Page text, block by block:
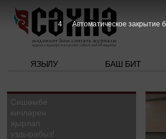
ЯЗЫЛУ БАШ БИТ
Сишәмбе
кичләрен
җырлап
уздырабыз!
2 Автоматическое закрытие